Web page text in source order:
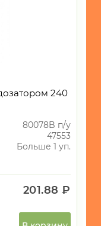
240
80078B п/у
47553
Больше 1 уп.
201.88 ₽